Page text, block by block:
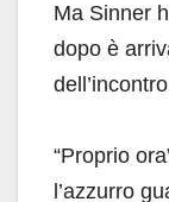
Ma Sinner
dopo è
“Proprio
l’azzurro